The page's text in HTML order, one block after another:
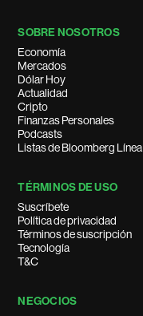
SOBRE NOSOTROS
Economía
Mercados
Dólar Hoy
Actualidad
Cripto
Finanzas Personales
Podcasts
Listas de Bloomberg Línea
TÉRMINOS DE USO
Suscríbete
Política de privacidad
Términos de suscripción
Tecnología
T&C
NEGOCIOS